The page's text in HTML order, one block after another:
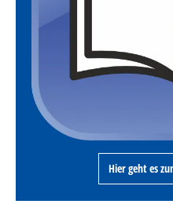
Hier geht es